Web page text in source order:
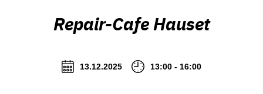
Repair-Cafe Hauset
13.12.2025 13:00 - 16:00